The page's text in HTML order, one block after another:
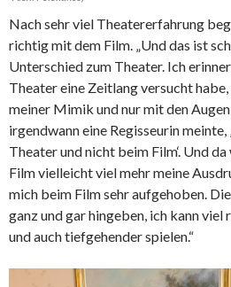
Nach sehr viel Theatererfahrung
richtig mit dem Film. „Und das ist
Unterschied zum Theater. Ich
Theater eine Zeitlang versucht
meiner Mimik und nur mit den
irgendwann eine Regisseurin
Theater und nicht beim Film‘. Und
Film vielleicht viel mehr meine
mich beim Film sehr aufgehoben.
ganz und gar hingeben, ich kann
und auch tiefgehender spielen.“